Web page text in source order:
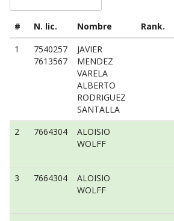
# N. lic. Nombre Rank.
1
7540257
7613567
JAVIER
MENDEZ
VARELA
ALBERTO
RODRIGUEZ
SANTALLA
2 7664304
ALOISIO
WOLFF
3
7664304
ALOISIO
WOLFF